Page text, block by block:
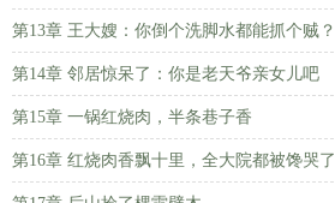
第13章 王大嫂：你倒个洗脚水都能抓个贼？
第14章 邻居惊呆了：你是老天爷亲女儿吧
第15章 一锅红烧肉，半条巷子香
第16章 红烧肉香飘十里，全大院都被馋哭了